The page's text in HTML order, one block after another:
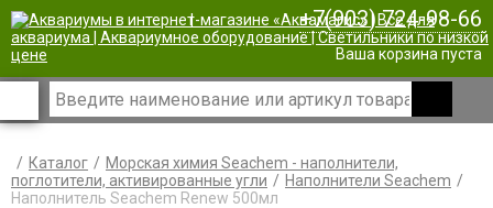
| +7(903) 724-98-66
Ваша корзина пуста
Каталог
Морская химия Seachem - наполнители,
поглотители, активированные угли
Наполнители Seachem
Наполнитель Seachem Renew 500мл